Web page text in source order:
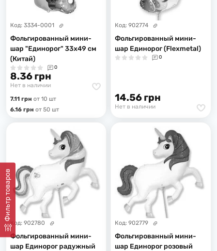
Фильтр товаров
Код: 3334-0001
Фольгированный мини-
шар "Единорог" 33х49 см
(Китай)
0
8.36 грн
Нет в наличии
7.11 грн от 10 шт
6.16 грн от 50 шт
Код: 902774
Фольгированный мини-
шар Единорог (Flexmetal)
0
14.56 грн
Нет в наличии
Код: 902780
Фольгированный мини-
шар Единорог радужный
Код: 902779
Фольгированный мини-
шар Единорог розовый